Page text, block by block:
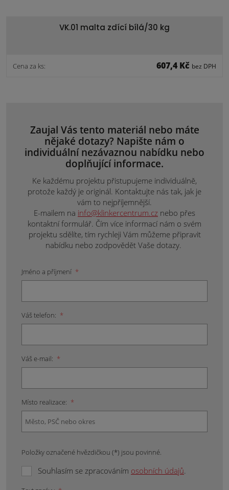
VK.01 malta zdící bílá/30 kg
Cena za ks: 607,4 Kč bez DPH
Zaujal Vás tento materiál nebo máte
nějaké dotazy? Napište nám o
individuální nezávaznou nabídku nebo
doplňující informace.
Ke každému projektu přistupujeme individuálně,
protože každý je originál. Kontaktujte nás tak, jak je
vám to nejpříjemnější.
E-mailem na info@klinkercentrum.cz nebo přes
kontaktní formulář. Čím více informací nám o svém
projektu sdělíte, tím rychleji Vám můžeme připravit
nabídku nebo zodpovědět Vaše dotazy.
Jméno a příjmení *
Váš telefon: *
Váš e-mail: *
Místo realizace: *
Položky označené hvězdičkou (*) jsou povinné.
Souhlasím se zpracováním osobních údajů.